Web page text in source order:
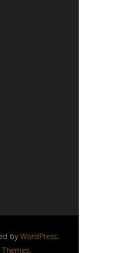
by WordPress.
Themes.